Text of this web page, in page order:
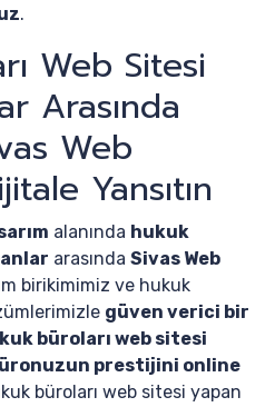
.
Web Sitesi
Arasında
Web
Yansıtın
alanında hukuk
arasında Sivas Web
birikimimiz ve hukuk
güven verici bir
büroları web sitesi
prestijini online
büroları web sitesi yapan